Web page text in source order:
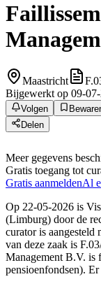
Maastricht
Bijgewerkt op 09-
Volgen
Delen
Meer gegevens
Gratis toegang tot
Gratis aanmeldenAl
Op 22-05-2026 is
(Limburg) door de
curator is
van deze zaak is
Management B.V. is
pensioenfondsen).